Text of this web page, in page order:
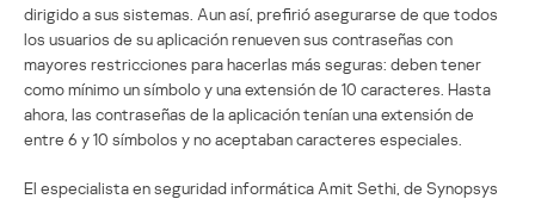
dirigido a sus sistemas. Aun así, prefirió asegurarse de que todos
los usuarios de su aplicación renueven sus contraseñas con
mayores restricciones para hacerlas más seguras: deben tener
como mínimo un símbolo y una extensión de 10 caracteres. Hasta
ahora, las contraseñas de la aplicación tenían una extensión de
entre 6 y 10 símbolos y no aceptaban caracteres especiales.
El especialista en seguridad informática Amit Sethi, de Synopsys